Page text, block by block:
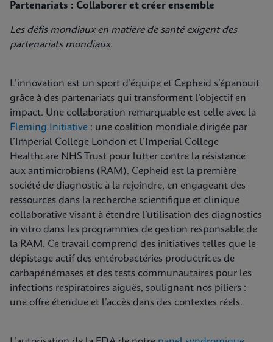
Partenariats : Collaborer et créer ensemble
Les défis mondiaux en matière de santé exigent des
partenariats mondiaux.
L’innovation est un sport d’équipe et Cepheid s’épanouit
grâce à des partenariats qui transforment l’objectif en
impact. Une collaboration remarquable est celle avec la
Fleming Initiative : une coalition mondiale dirigée par
l’Imperial College London et l’Imperial College
Healthcare NHS Trust pour lutter contre la résistance
aux antimicrobiens (RAM). Cepheid est la première
société de diagnostic à la rejoindre, en engageant des
ressources dans la recherche scientifique et clinique
collaborative visant à étendre l’utilisation des diagnostics
in vitro dans les programmes de gestion responsable de
la RAM. Ce travail comprend des initiatives telles que le
dépistage actif des entérobactéries productrices de
carbapénémases et des tests communautaires pour les
infections respiratoires aiguës, soulignant nos piliers :
une offre étendue et l’accès dans des contextes réels.